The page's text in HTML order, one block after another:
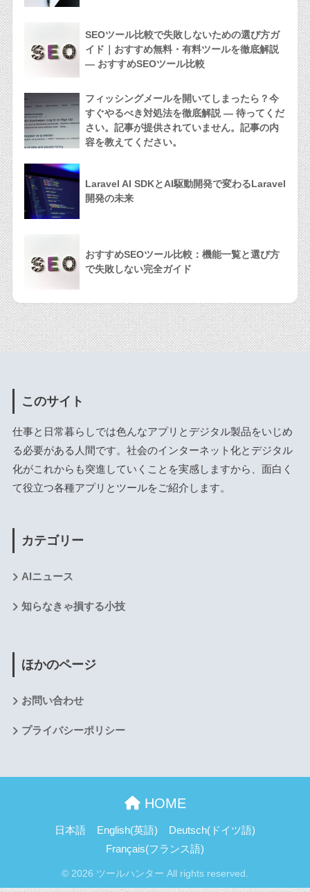
SEOツール比較で失敗しないための選び方ガ
イド｜おすすめ無料・有料ツールを徹底解説
— おすすめSEOツール比較
フィッシングメールを開いてしまったら？今
すぐやるべき対処法を徹底解説 — 待ってくだ
さい。記事が提供されていません。記事の内
容を教えてください。
Laravel AI SDKとAI駆動開発で変わるLaravel
開発の未来
おすすめSEOツール比較：機能一覧と選び方
で失敗しない完全ガイド
このサイト
仕事と日常暮らしでは色んなアプリとデジタル製品をいじめ
る必要がある人間です。社会のインターネット化とデジタル
化がこれからも突進していくことを実感しますから、面白く
て役立つ各種アプリとツールをご紹介します。
カテゴリー
AIニュース
知らなきゃ損する小技
ほかのページ
お問い合わせ
プライバシーポリシー
HOME
日本語 English(英語) Deutsch( ドイツ語)
Français(フランス語)
© 2026 ツールハンター All rights reserved.